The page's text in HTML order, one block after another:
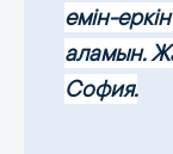
емін-
аламын.
София.